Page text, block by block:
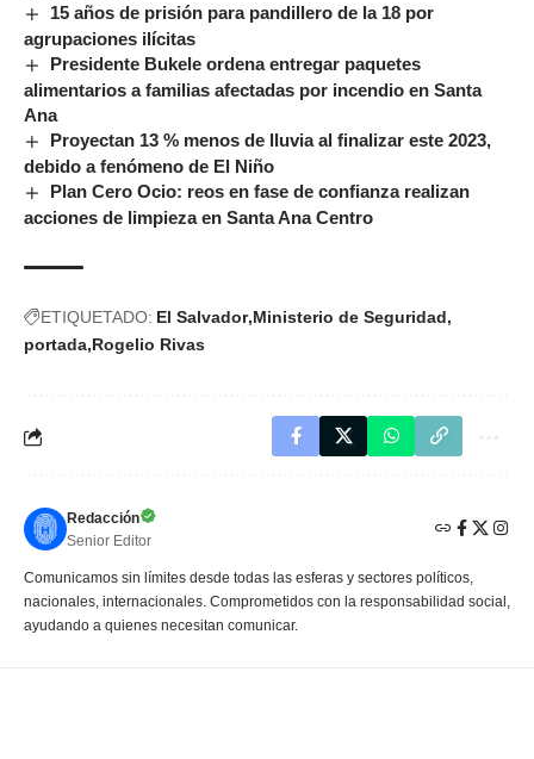
15 años de prisión para pandillero de la 18 por
agrupaciones ilícitas
Presidente Bukele ordena entregar paquetes
alimentarios a familias afectadas por incendio en Santa
Ana
Proyectan 13 % menos de lluvia al finalizar este 2023,
debido a fenómeno de El Niño
Plan Cero Ocio: reos en fase de confianza realizan
acciones de limpieza en Santa Ana Centro
ETIQUETADO: El Salvador Ministerio de Seguridad
portada Rogelio Rivas
Redacción
Senior Editor
Comunicamos sin límites desde todas las esferas y sectores políticos,
nacionales, internacionales. Comprometidos con la responsabilidad social,
ayudando a quienes necesitan comunicar.